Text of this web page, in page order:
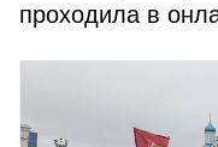
проходила в